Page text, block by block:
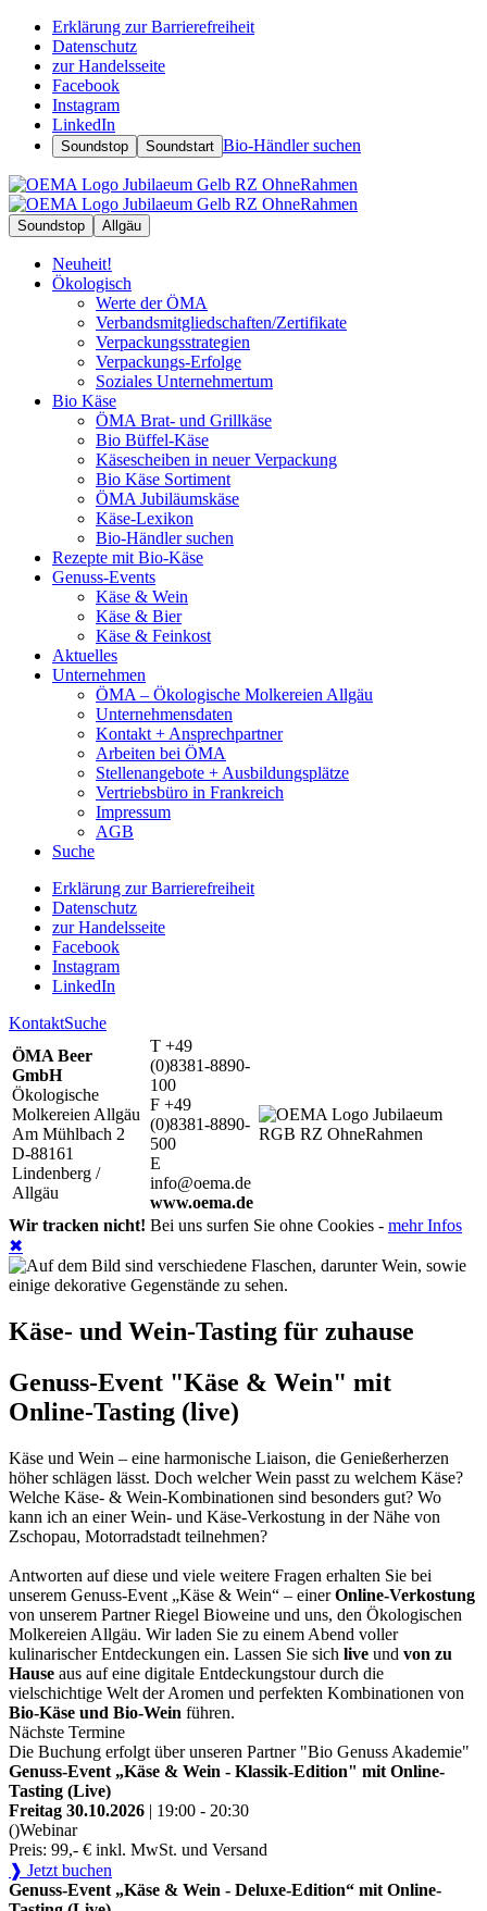
Erklärung zur Barrierefreiheit
Datenschutz
zur Handelsseite
Facebook
Instagram
LinkedIn
Soundstop Soundstart Bio-Händler suchen
Soundstop Allgäu
Neuheit!
Ökologisch
Werte der ÖMA
Verbandsmitgliedschaften/Zertifikate
Verpackungsstrategien
Verpackungs-Erfolge
Soziales Unternehmertum
Bio Käse
ÖMA Brat- und Grillkäse
Bio Büffel-Käse
Käsescheiben in neuer Verpackung
Bio Käse Sortiment
ÖMA Jubiläumskäse
Käse-Lexikon
Bio-Händler suchen
Rezepte mit Bio-Käse
Genuss-Events
Käse & Wein
Käse & Bier
Käse & Feinkost
Aktuelles
Unternehmen
ÖMA – Ökologische Molkereien Allgäu
Unternehmensdaten
Kontakt + Ansprechpartner
Arbeiten bei ÖMA
Stellenangebote + Ausbildungsplätze
Vertriebsbüro in Frankreich
Impressum
AGB
Suche
Erklärung zur Barrierefreiheit
Datenschutz
zur Handelsseite
Facebook
Instagram
LinkedIn
KontaktSuche
ÖMA Beer
GmbH
Ökologische
Molkereien Allgäu
Am Mühlbach 2
D-88161
Lindenberg /
Allgäu
T +49
(0)8381-8890-
100
F +49
(0)8381-8890-
500
E
info@oema.de
www.oema.de
Wir tracken nicht! Bei uns surfen Sie ohne Cookies - mehr Infos
✖
Käse- und Wein-Tasting für zuhause
Genuss-Event "Käse & Wein" mit
Online-Tasting (live)
Käse und Wein – eine harmonische Liaison, die Genießerherzen
höher schlägen lässt. Doch welcher Wein passt zu welchem Käse?
Welche Käse- & Wein-Kombinationen sind besonders gut? Wo
kann ich an einer Wein- und Käse-Verkostung in der Nähe von
Zschopau, Motorradstadt teilnehmen?
Antworten auf diese und viele weitere Fragen erhalten Sie bei
unserem Genuss-Event „Käse & Wein“ – einerOnline-Verkostung
von unserem Partner Riegel Bioweine und uns, den Ökologischen
Molkereien Allgäu. Wir laden Sie zu einem Abend voller
kulinarischer Entdeckungen ein. Lassen Sie sich live und von zu
Hause aus auf eine digitale Entdeckungstour durch die
vielschichtige Welt der Aromen und perfekten Kombinationen von
Bio-Käse und Bio-Wein führen.
Nächste Termine
Die Buchung erfolgt über unseren Partner "Bio Genuss Akademie"
Genuss-Event „Käse & Wein - Klassik-Edition" mit Online-
Tasting (Live)
Freitag 30.10.2026 | 19:00 - 20:30
()Webinar
Preis: 99,- € inkl. MwSt. und Versand
❱ Jetzt buchen
Genuss-Event „Käse & Wein - Deluxe-Edition“ mit Online-